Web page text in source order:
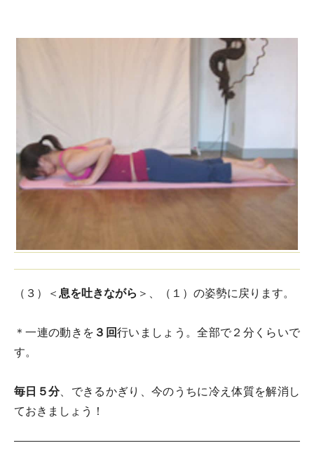
（３）＜ 息を吐きながら ＞、（１）の姿勢に戻ります。
＊一連の動きを ３回行いましょう。全部で２分くらいで
す。
毎日５分、できるかぎり、今のうちに冷え体質を解消し
ておきましょう！